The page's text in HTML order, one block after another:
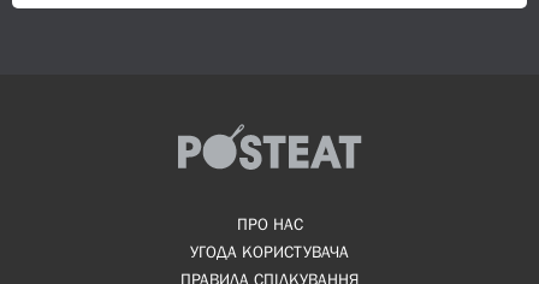
ПРО НАС
УГОДА КОРИСТУВАЧА
ПРАВИЛА СПІЛКУВАННЯ